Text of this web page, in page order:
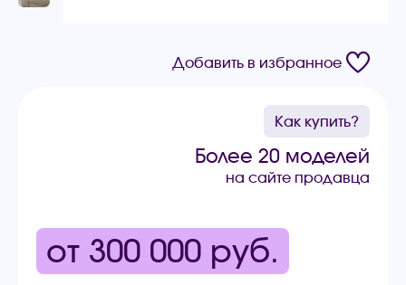
Добавить в избранное
Как купить?
Более 20 моделей
на сайте продавца
от 300 000 руб.